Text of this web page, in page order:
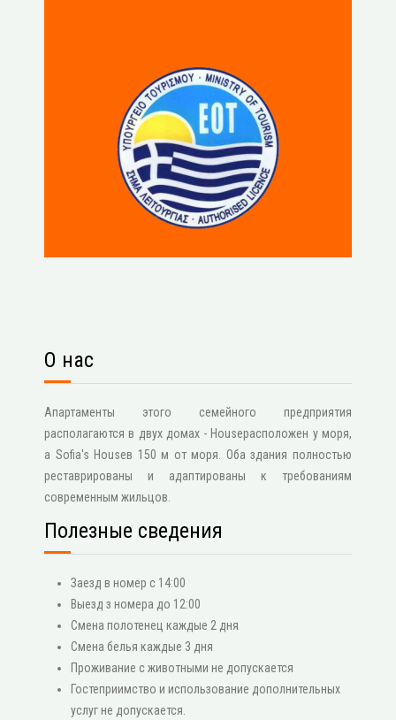
О нас
Апартаменты этого семейного предприятия
располагаются в двух домах - Houseрасположен у моря,
а Sofia's Houseв 150 м от моря. Оба здания полностью
реставрированы и адаптированы к требованиям
современным жильцов.
Полезные сведения
Заезд в номер с 14:00
Выезд з номера до 12:00
Смена полотенец каждые 2 дня
Смена белья каждые 3 дня
Проживание с животными не допускается
Гостеприимство и использование дополнительных
услуг не допускается.